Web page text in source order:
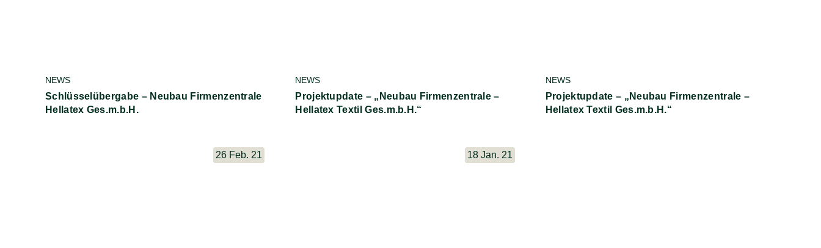
NEWS
Schlüsselübergabe – Neubau Firmenzentrale
Hellatex Ges.m.b.H.
NEWS
Projektupdate – „Neubau Firmenzentrale –
Hellatex Textil Ges.m.b.H.“
NEWS
Projektupdate – „Neubau Firmenzentrale –
Hellatex Textil Ges.m.b.H.“
26 Feb. 21 18 Jan. 21